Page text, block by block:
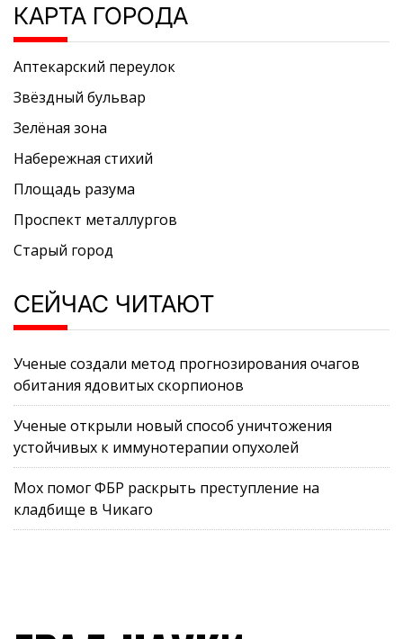
КАРТА ГОРОДА
Аптекарский переулок
Звёздный бульвар
Зелёная зона
Набережная стихий
Площадь разума
Проспект металлургов
Старый город
СЕЙЧАС ЧИТАЮТ
Ученые создали метод прогнозирования очагов
обитания ядовитых скорпионов
Ученые открыли новый способ уничтожения
устойчивых к иммунотерапии опухолей
Мох помог ФБР раскрыть преступление на
кладбище в Чикаго